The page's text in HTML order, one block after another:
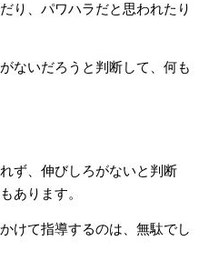
り、パワハラだと思われたり
ないだろうと判断して、何も
ず、伸びしろがないと判断
あります。
けて指導するのは、無駄でし